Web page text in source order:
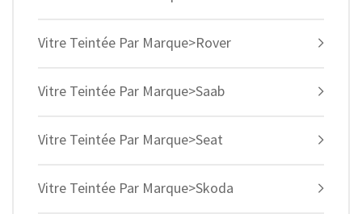
Vitre Teintée Par Marque>Rover
Vitre Teintée Par Marque>Saab
Vitre Teintée Par Marque>Seat
Vitre Teintée Par Marque>Skoda